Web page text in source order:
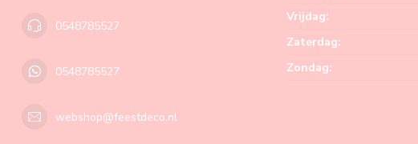
0548785527
0548785527
webshop@feestdeco.nl
Vrijdag:
Zaterdag:
Zondag: